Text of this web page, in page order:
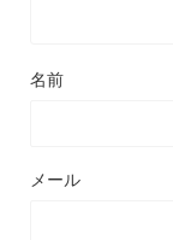
名前
メール